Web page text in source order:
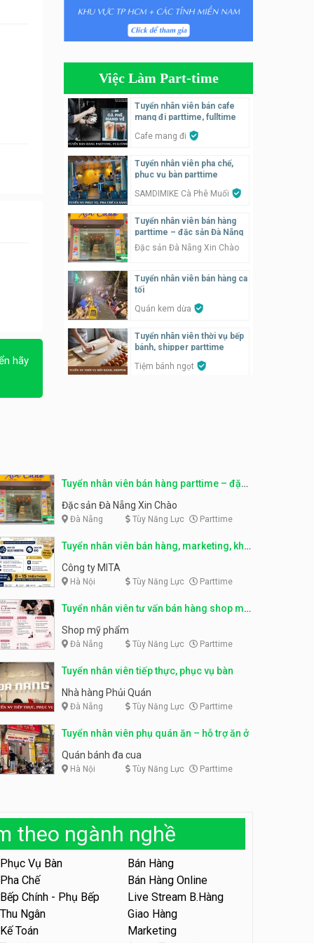
hãy
Tuyển nhân viên phụ quán ăn
– hỗ trợ ăn ở
parttime
GÀ GÔ FASTFOOD
parttime
Tuyển nhân viên pha chế
tiệm trà sữa
TRÀ SỮA THÁI LAN
Tuyển nhân viên tư vấn bán
hàng tiệm bánh ngọt
Tiệm bánh ngọt
Tuyển nhân viên pha chế,
SNACK BAR NHẬT
parttime
Shop online
bàn, phụ bếp
bàn parttime
trực page, thu ngân parttime
GRAVI ESCAPE ROOM
Việc Làm Part-time
Tuyển nhân viên bán cafe
mang đi parttime, fulltime
Cafe mang đi
Tuyển nhân viên pha chế,
phục vụ bàn parttime
SAMDIMIKE Cà Phê Muối
Tuyển nhân viên bán hàng
parttime – đặc sản Đà Nẵng
Đặc sản Đà Nẵng Xin Chào
Tuyển nhân viên bán hàng ca
tối
Quán kem dừa
Tuyển nhân viên thời vụ bếp
bánh, shipper parttime
Tiệm bánh ngọt
Shop online
Tuyển nhân viên phục vụ
động
Khu vui chơi May Town
Tuyển nhân viên tư vấn bán
Shop mỹ phẩm
Tuyển nhân viên bán hàng,
KIBO KIDS
Tuyển nhân viên edit ảnh,
Công ty
Tuyển nhân viên tiếp thực,
Tuyển nhân viên phục vụ ca
tối – quán kem dừa
Quán kem dừa
Tuyển nhân viên phụ bếp –
Bún Đậu Mắm Tôm – Bếp
Bún Đậu Mắm Tôm - Bếp Tiên
Tuyển nhân viên bán hàng parttime – đặc
sản Đà Nẵng
Đặc sản Đà Nẵng Xin Chào
Đà Nẵng Tùy Năng Lực Parttime
Tuyển nhân viên bán hàng, marketing, kho
– parttime, fulltime
Công ty MITA
Hà Nội Tùy Năng Lực Parttime
Tuyển nhân viên tư vấn bán hàng shop mỹ
phẩm
Shop mỹ phẩm
Đà Nẵng Tùy Năng Lực Parttime
Tuyển nhân viên tiếp thực, phục vụ bàn
Nhà hàng Phủi Quán
Đà Nẵng Tùy Năng Lực Parttime
Tuyển nhân viên phụ quán ăn – hỗ trợ ăn ở
Quán bánh đa cua
Hà Nội Tùy Năng Lực Parttime
theo ngành nghề
Phục Vụ Bàn
Bán Hàng
Pha Chế
Bán Hàng Online
Bếp Chính - Phụ Bếp
Live Stream B.Hàng
Thu Ngân
Giao Hàng
Kế Toán
Marketing